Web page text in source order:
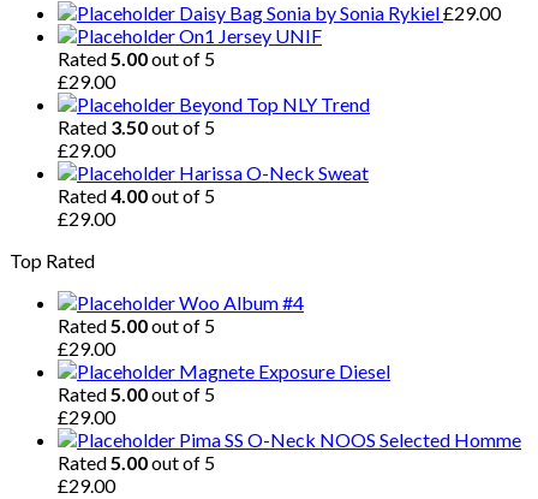
Daisy Bag Sonia by Sonia Rykiel£29.00
On1 Jersey UNIF
Rated5.00out of 5
£29.00
Beyond Top NLY Trend
Rated 3.50out of 5
£29.00
Harissa O-Neck Sweat
Rated4.00out of 5
£29.00
Top Rated
Woo Album #4
Rated5.00out of 5
£29.00
Magnete Exposure Diesel
Rated5.00out of 5
£29.00
Pima SS O-Neck NOOS Selected Homme
Rated5.00out of 5
£29.00